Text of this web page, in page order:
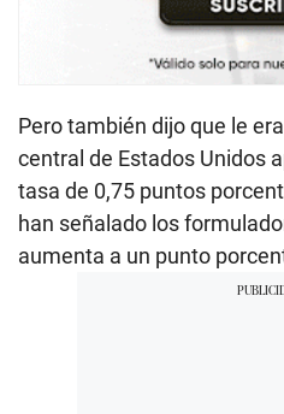
Pero también dijo que le
central de Estados Unidos
tasa de 0,75 puntos
han señalado los
aumenta a un punto